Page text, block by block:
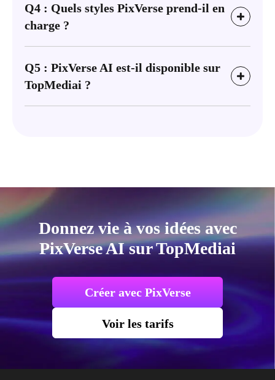
Q4 : Quels styles PixVerse prend-il en
charge ?
Q5 : PixVerse AI est-il disponible sur
TopMediai ?
Donnez vie à vos idées avec
PixVerse AI sur TopMediai
Créer avec PixVerse
Voir les tarifs